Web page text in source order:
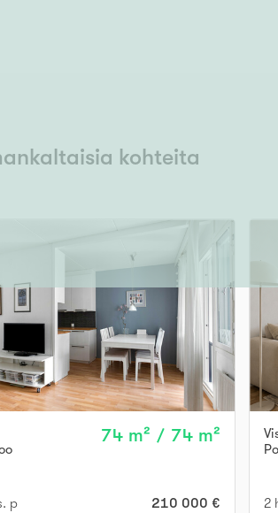
kohteita
74 m² / 74 m²
p 210 000 € 2